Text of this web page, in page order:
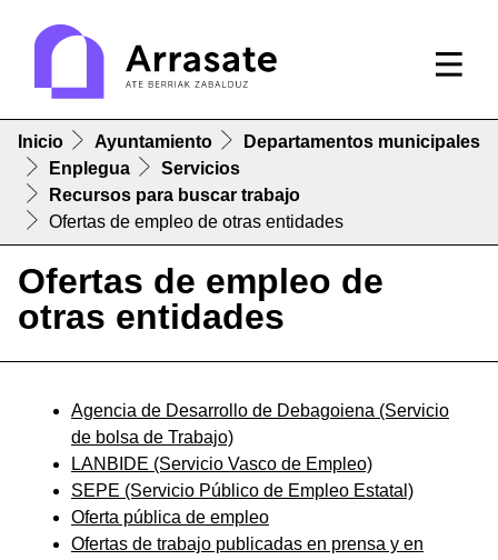
Inicio Ayuntamiento
Departamentos municipales
Enplegua
Servicios
Recursos para buscar trabajo
Ofertas de empleo de otras entidades
Ofertas de empleo de
otras entidades
Agencia de Desarrollo de Debagoiena (Servicio
de bolsa de Trabajo)
LANBIDE (Servicio Vasco de Empleo)
SEPE (Servicio Público de Empleo Estatal)
Oferta pública de empleo
Ofertas de trabajo publicadas en prensa y en